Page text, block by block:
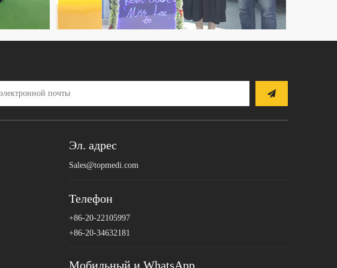
Эл. адрес
Sales@topmedi.com
Телефон
+86-20-22105997
+86-20-34632181
Мобильный и WhatsApp